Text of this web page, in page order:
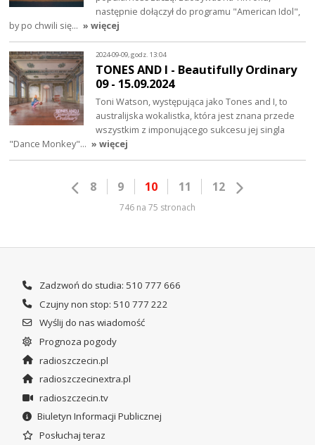
następnie dołączył do programu "American Idol",
by po chwili się… » więcej
2024-09-09, godz. 13:04
TONES AND I - Beautifully Ordinary
09 - 15.09.2024
Toni Watson, występująca jako Tones and I, to
australijska wokalistka, która jest znana przede
wszystkim z imponującego sukcesu jej singla
"Dance Monkey"… » więcej
8 9 10 11 12
746 na 75 stronach
Zadzwoń do studia: 510 777 666
Czujny non stop: 510 777 222
Wyślij do nas wiadomość
Prognoza pogody
radioszczecin.pl
radioszczecinextra.pl
radioszczecin.tv
Biuletyn Informacji Publicznej
Posłuchaj teraz